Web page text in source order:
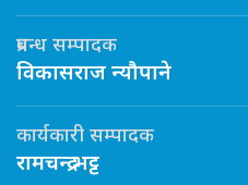
प्रबन्ध सम्पादक
विकासराज न्यौपाने
कार्यकारी सम्पादक
रामचन्द्र भट्ट